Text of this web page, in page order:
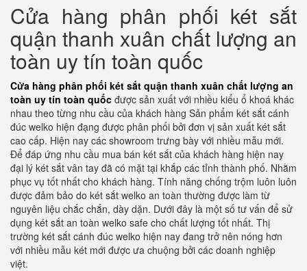
Cửa hàng phân phối két sắt
quận thanh xuân chất lượng an
toàn uy tín toàn quốc
Cửa hàng phân phối két sắt quận thanh xuân chất lượng an
toàn uy tín toàn quốc được sản xuất với nhiều kiểu ổ khoá khác
nhau theo từng nhu cầu của khách hàng Sản phẩm két sắt cánh
đúc welko hiện đạng được phân phối bởi đơn vị sản xuất két sắt
cao cấp. Hiện nay các showroom trưng bày với nhiều mẫu mới.
Để đáp ứng nhu cầu mua bán két sắt của khách hàng hiện nay
đại lý két sắt vân tay đã có mặt tại khắp các tỉnh thành phố. Nhằm
phục vụ tốt nhất cho khách hàng. Tính năng chống trộm luôn luôn
được đảm bảo do két sắt welko an toàn thường được làm từ
nguyên liệu chắc chắn, dày dặn. Dưới đây là một số tư vấn để sử
dụng két sắt an toàn welko safe cho chất lượng tốt nhất. Thị
trường két sắt cánh đúc welko hiện nay đang trở nên nóng hơn
với nhiều mẫu két mới được ưa chuộng bởi các doanh nghiệp
việt.